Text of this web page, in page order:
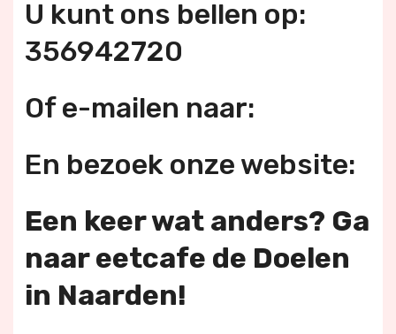
U kunt ons bellen op:
356942720
Of e-mailen naar:
En bezoek onze website:
Een keer wat anders? Ga
naar eetcafe de Doelen
in Naarden!